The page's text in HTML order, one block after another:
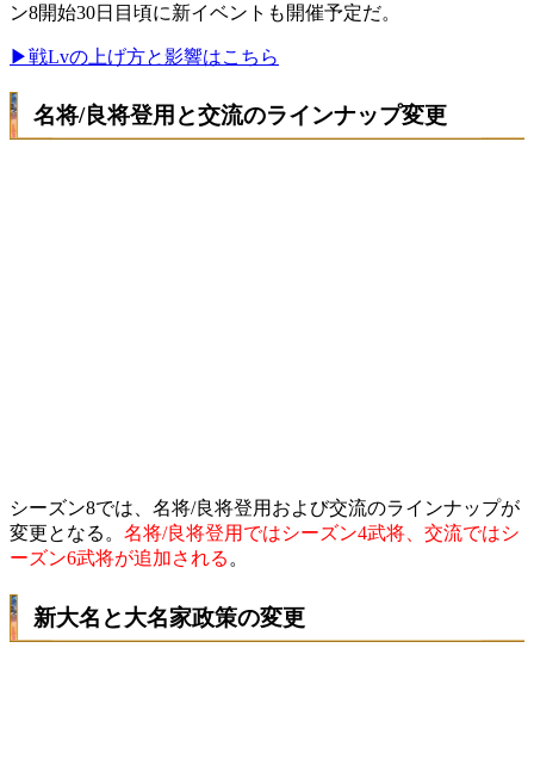
ン8開始30日目頃に新イベントも開催予定だ。
▶戦Lvの上げ方と影響はこちら
名将/良将登用と交流のラインナップ変更
シーズン8では、名将/良将登用および交流のラインナップが
変更となる。 名将/良将登用ではシーズン4武将、交流ではシ
ーズン6武将が追加される 。
新大名と大名家政策の変更